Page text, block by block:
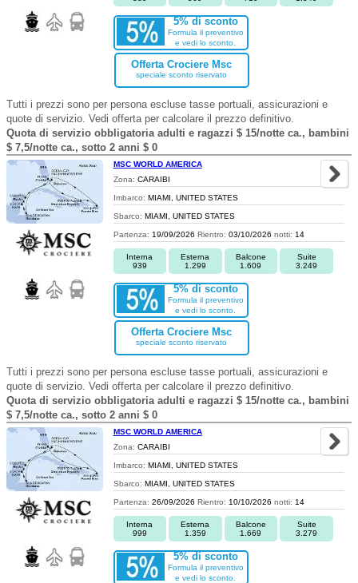
5% di sconto
Formula il preventivo
e vedi lo sconto.
Offerta Crociere Msc
speciale sconto riservato
Tutti i prezzi sono per persona escluse tasse portuali, assicurazioni e
quote di servizio. Vedi offerta per calcolare il prezzo definitivo.
Quota di servizio obbligatoria adulti e ragazzi $ 15/notte ca., bambini
$ 7,5/notte ca., sotto 2 anni $ 0
MSC WORLD AMERICA
Zona: CARAIBI
Imbarco: MIAMI, UNITED STATES
Sbarco: MIAMI, UNITED STATES
Partenza: 19/09/2026 Rientro: 03/10/2026 notti: 14
Interna
939
Esterna
1.299
Balcone
1.609
Suite
3.249
5% di sconto
Formula il preventivo
e vedi lo sconto.
Offerta Crociere Msc
speciale sconto riservato
Tutti i prezzi sono per persona escluse tasse portuali, assicurazioni e
quote di servizio. Vedi offerta per calcolare il prezzo definitivo.
Quota di servizio obbligatoria adulti e ragazzi $ 15/notte ca., bambini
$ 7,5/notte ca., sotto 2 anni $ 0
MSC WORLD AMERICA
Zona: CARAIBI
Imbarco: MIAMI, UNITED STATES
Sbarco: MIAMI, UNITED STATES
Partenza: 26/09/2026 Rientro: 10/10/2026 notti: 14
Interna
999
Esterna
1.359
Balcone
1.669
Suite
3.279
5% di sconto
Formula il preventivo
e vedi lo sconto.